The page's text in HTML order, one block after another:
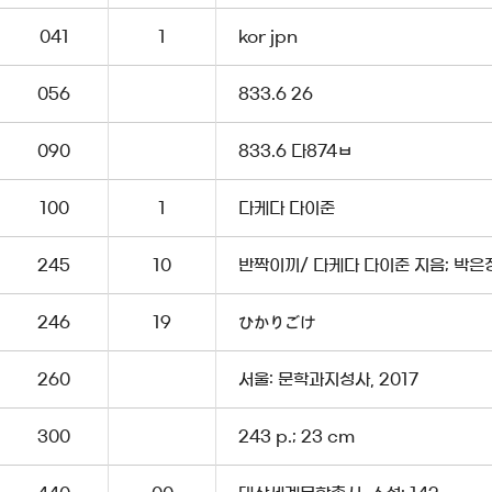
041 kor jpn
056 833.6 26
090 833.6 다874ㅂ
100 다케다 다이준
245 10 반짝이끼/ 다케다 다이준 지음; 박은
246 19 ひかりごけ
260 서울: 문학과지성사, 2017
300 243 p.; 23 cm